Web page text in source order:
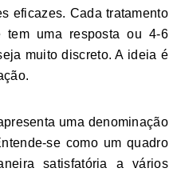
eficazes. Cada tratamento
tem uma resposta ou 4-6
muito discreto. A ideia é
uma denominação
se como um quadro
satisfatória a vários